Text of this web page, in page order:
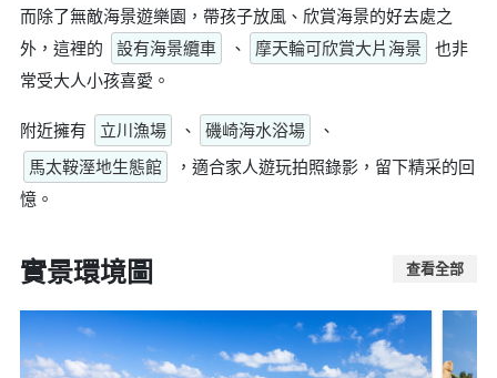
而除了無敵海景遊樂園，帶孩子放風、欣賞海景的好去處之
外，這裡的
設有海景纜車 、 摩天輪可欣賞大片海景
也非
常受大人小孩喜愛。
附近擁有 立川漁場 、 磯崎海水浴場
、
馬太鞍溼地生態館
，適合家人遊玩拍照錄影，留下精采的回
憶。
實景環境圖 查看全部